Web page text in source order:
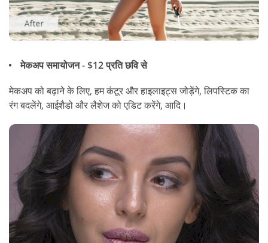
मेकअप समायोजन - $12 प्रति छवि से
मेकअप को बढ़ाने के लिए, हम कंटूर और हाइलाइट्स जोड़ेंगे, लिपस्टिक का
रंग बदलेंगे, आईशैडो और लैशेज को एडिट करेंगे, आदि।